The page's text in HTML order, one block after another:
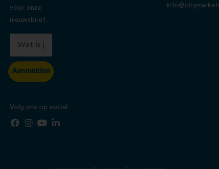
voor onze
nieuwsbrief.
Aanmelden
Volg ons op social: